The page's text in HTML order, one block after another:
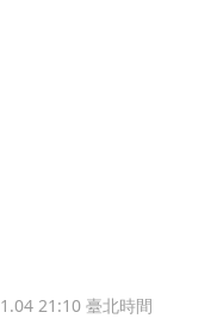
21:10 臺北時間